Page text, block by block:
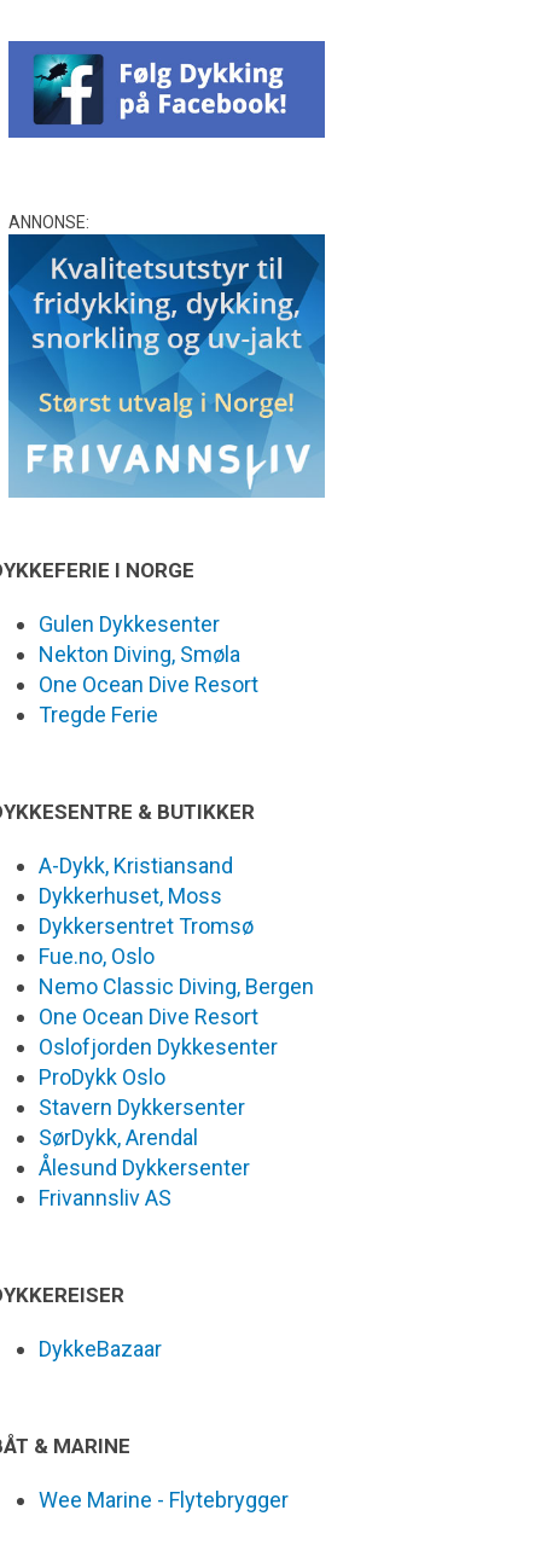
ANNONSE:
I NORGE
Gulen Dykkesenter
Nekton Diving, Smøla
One Ocean Dive Resort
Tregde Ferie
& BUTIKKER
A-Dykk, Kristiansand
Dykkerhuset, Moss
Dykkersentret Tromsø
Fue.no, Oslo
Nemo Classic Diving, Bergen
One Ocean Dive Resort
Oslofjorden Dykkesenter
ProDykk Oslo
Stavern Dykkersenter
SørDykk, Arendal
Ålesund Dykkersenter
Frivannsliv AS
DykkeBazaar
& MARINE
Wee Marine - Flytebrygger